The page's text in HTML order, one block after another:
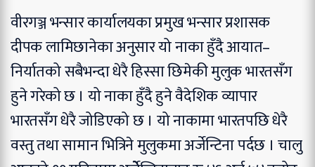
वीरगञ्ज भन्सार कार्यालयका प्रमुख भन्सार प्रशासक
दीपक लामिछानेका अनुसार यो नाका हुँदै आयात–
निर्यातको सबैभन्दा धेरै हिस्सा छिमेकी मुलुक भारतसँग
हुने गरेको छ । यो नाका हुँदै हुने वैदेशिक व्यापार
भारतसँग धेरै जोडिएको छ । यो नाकामा भारतपछि धेरै
वस्तु तथा सामान भित्रिने मुलुकमा अर्जेन्टिना पर्दछ । चालु